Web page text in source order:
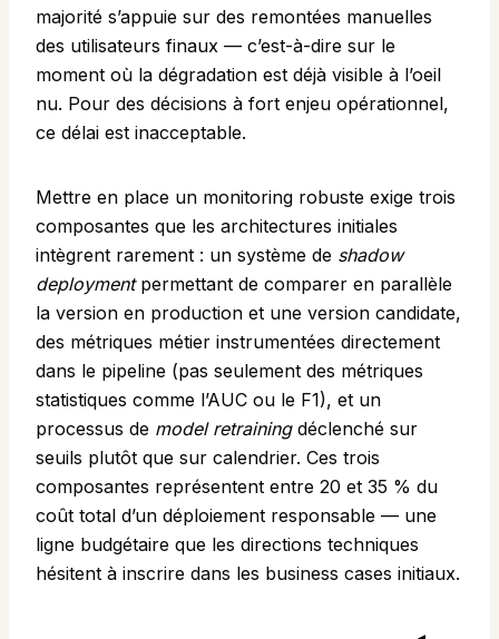
majorité s’appuie sur des remontées manuelles
des utilisateurs finaux — c’est-à-dire sur le
moment où la dégradation est déjà visible à l’oeil
nu. Pour des décisions à fort enjeu opérationnel,
ce délai est inacceptable.
Mettre en place un monitoring robuste exige trois
composantes que les architectures initiales
intègrent rarement : un système de shadow
deploymentpermettant de comparer en parallèle
la version en production et une version candidate,
des métriques métier instrumentées directement
dans le pipeline (pas seulement des métriques
statistiques comme l’AUC ou le F1), et un
processus de model retrainingdéclenché sur
seuils plutôt que sur calendrier. Ces trois
composantes représentent entre 20 et 35 % du
coût total d’un déploiement responsable — une
ligne budgétaire que les directions techniques
hésitent à inscrire dans les business cases initiaux.